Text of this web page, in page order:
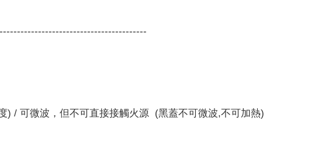
) / 可微波，但不可直接接觸火源 (黑蓋不可微波,不可加熱)